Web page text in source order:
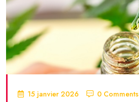
15 janvier 2026 0 Comments